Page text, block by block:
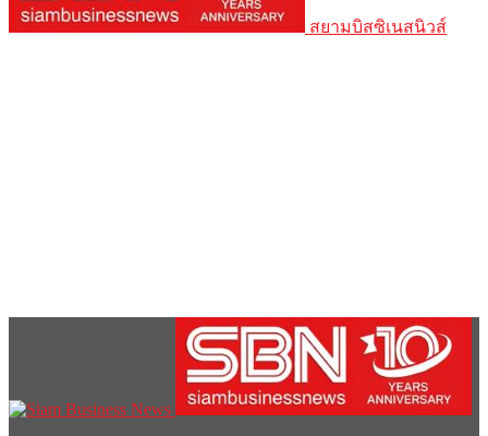
สยามบิสซิเนสนิวส์